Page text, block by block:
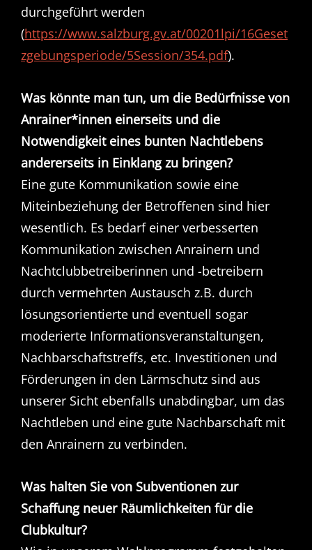
durchgeführt werden
(https://www.salzburg.gv.at/00201lpi/16Geset
zgebungsperiode/5Session/354.pdf).
Was könnte man tun, um die Bedürfnisse von
Anrainer*innen einerseits und die
Notwendigkeit eines bunten Nachtlebens
andererseits in Einklang zu bringen?
Eine gute Kommunikation sowie eine
Miteinbeziehung der Betroffenen sind hier
wesentlich. Es bedarf einer verbesserten
Kommunikation zwischen Anrainern und
Nachtclubbetreiberinnen und -betreibern
durch vermehrten Austausch z.B. durch
lösungsorientierte und eventuell sogar
moderierte Informationsveranstaltungen,
Nachbarschaftstreffs, etc. Investitionen und
Förderungen in den Lärmschutz sind aus
unserer Sicht ebenfalls unabdingbar, um das
Nachtleben und eine gute Nachbarschaft mit
den Anrainern zu verbinden.
Was halten Sie von Subventionen zur
Schaffung neuer Räumlichkeiten für die
Clubkultur?